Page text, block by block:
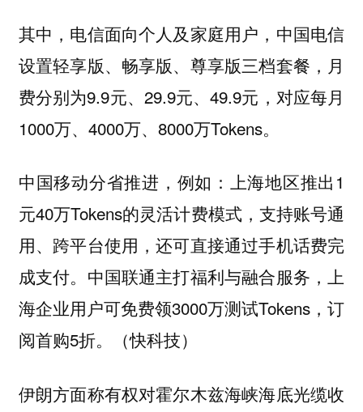
其中，电信面向个人及家庭用户，中国电信
设置轻享版、畅享版、尊享版三档套餐，月
费分别为9.9元、29.9元、49.9元，对应每月
1000万、4000万、8000万Tokens。
中国移动分省推进，例如：上海地区推出1
元40万Tokens的灵活计费模式，支持账号通
用、跨平台使用，还可直接通过手机话费完
成支付。中国联通主打福利与融合服务，上
海企业用户可免费领3000万测试Tokens，订
阅首购5折。（快科技）
伊朗方面称有权对霍尔木兹海峡海底光缆收